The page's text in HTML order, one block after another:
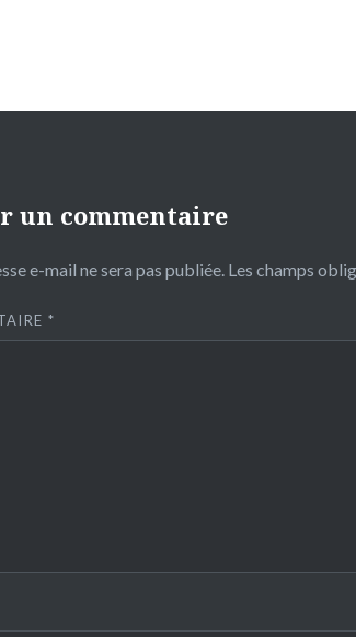
un commentaire
e-mail ne sera pas publiée. Les champs
*